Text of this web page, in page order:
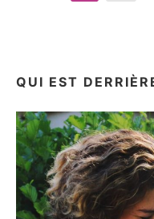
QUI EST